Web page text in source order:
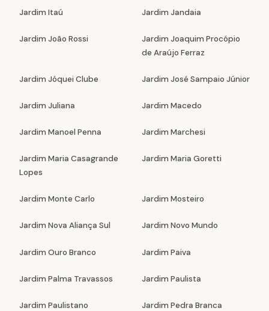
Jardim Itaú Jardim Jandaia
Jardim João Rossi
Jardim Joaquim Procópio
de Araújo Ferraz
Jardim Jóquei Clube Jardim José Sampaio Júnior
Jardim Juliana Jardim Macedo
Jardim Manoel Penna Jardim Marchesi
Jardim Maria Casagrande
Lopes
Jardim Maria Goretti
Jardim Monte Carlo Jardim Mosteiro
Jardim Nova Aliança Sul Jardim Novo Mundo
Jardim Ouro Branco Jardim Paiva
Jardim Palma Travassos Jardim Paulista
Jardim Paulistano Jardim Pedra Branca